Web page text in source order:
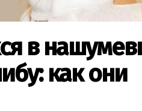
в
как они